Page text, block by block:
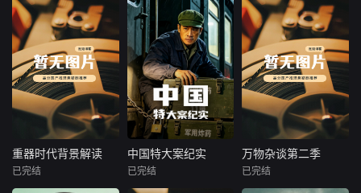
从斯瓦尔巴群岛冰
封的荒原，到沐浴
着阳光的地中海沿
岸，这部野生动物
纪录片深入探索了
欧洲最重要迷人的
栖息地，并邂逅了
最非凡的野生居
民。蓝鲸、北极熊
与翱翔天际的金雕
领衔登场，珍稀罕
玄奘法师，可
谓当今中国最为著
名的僧侣。但他的
出名不是因为其上
求佛法的献身精神
以及莫测的修为，
而是源于那部声名
远播的古典名著
《西游记》。可是
在《西游记》中，
三藏法师玄奘却被
本节目不只讲述一
场灾难，更追溯唐
山如何因煤而兴、
因工业扩张成长为
重工业城市，又如
何在大地震后完成
重建。通过史料梳
理、地图解析、专
业案例与AI场景复
原，串联城市发
展、地震认知、建
重器时代背景解读
重器时代背景解读
已完结
中国特大案纪实
中国特大案纪实
已完结
万物杂谈第二季
万物杂谈第二季
已完结